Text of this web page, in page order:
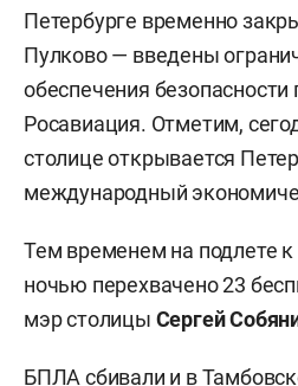
Петербурге временно
Пулково — введены
обеспечения безопасности
Росавиация. Отметим,
столице открывается
международный
Тем временем на подлете
ночью перехвачено 23
мэр столицы Сергей
БПЛА сбивали и в